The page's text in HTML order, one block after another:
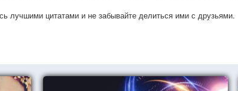
лучшими цитатами и не забывайте делиться ими с друзьями.